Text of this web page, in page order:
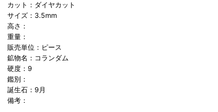
カット：ダイヤカット
サイズ：3.5mm
高さ：
重量：
販売単位：ピース
鉱物名：コランダム
硬度：9
鑑別：
誕生石：9月
備考：